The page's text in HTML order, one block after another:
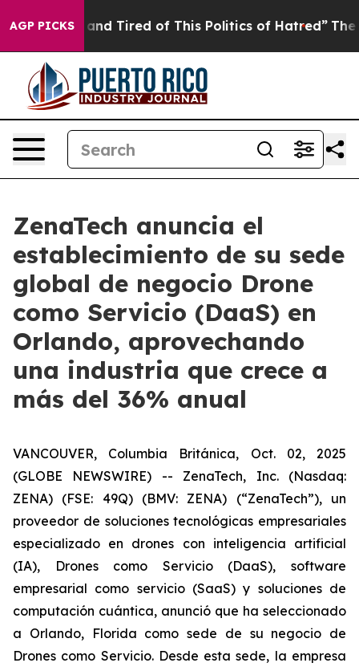
AGP PICKS
and Tired of This Politics of Hatred” The Story
ZenaTech anuncia el
establecimiento de su sede
global de negocio Drone
como Servicio (DaaS) en
Orlando, aprovechando
una industria que crece a
más del 36% anual
VANCOUVER, Columbia Británica, Oct. 02, 2025
(GLOBE NEWSWIRE) -- ZenaTech, Inc. (Nasdaq:
ZENA) (FSE: 49Q) (BMV: ZENA) (“ZenaTech”), un
proveedor de soluciones tecnológicas empresariales
especializado en drones con inteligencia artificial
(IA), Drones como Servicio (DaaS), software
empresarial como servicio (SaaS) y soluciones de
computación cuántica, anunció que ha seleccionado
a Orlando, Florida como sede de su negocio de
Drones como Servicio. Desde esta sede, la empresa